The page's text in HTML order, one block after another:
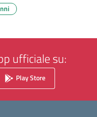
ufficiale su:
Play Store